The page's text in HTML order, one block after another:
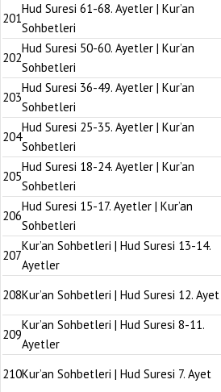
201
Hud Suresi 61-68. Ayetler | Kur’an
Sohbetleri
202
Hud Suresi 50-60. Ayetler | Kur’an
Sohbetleri
203
Hud Suresi 36-49. Ayetler | Kur’an
Sohbetleri
204
Hud Suresi 25-35. Ayetler | Kur’an
Sohbetleri
205
Hud Suresi 18-24. Ayetler | Kur’an
Sohbetleri
206
Hud Suresi 15-17. Ayetler | Kur’an
Sohbetleri
207
Kur’an Sohbetleri | Hud Suresi 13-14.
Ayetler
208Kur’an Sohbetleri | Hud Suresi 12. Ayet
209
Kur’an Sohbetleri | Hud Suresi 8-11.
Ayetler
210Kur’an Sohbetleri | Hud Suresi 7. Ayet